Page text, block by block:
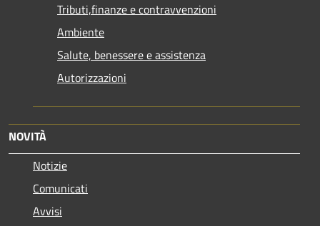
Tributi,finanze e contravvenzioni
Ambiente
Salute, benessere e assistenza
Autorizzazioni
NOVITÀ
Notizie
Comunicati
Avvisi